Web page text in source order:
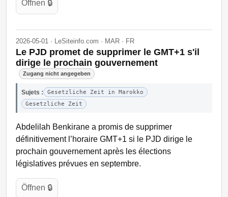
Öffnen 🔒
2026-05-01 · LeSiteinfo.com · MAR · FR
Le PJD promet de supprimer le GMT+1 s'il
dirige le prochain gouvernement
Zugang nicht angegeben
Sujets :
Gesetzliche Zeit in Marokko
Gesetzliche Zeit
Abdelilah Benkirane a promis de supprimer
définitivement l’horaire GMT+1 si le PJD dirige le
prochain gouvernement après les élections
législatives prévues en septembre.
Öffnen 🔒